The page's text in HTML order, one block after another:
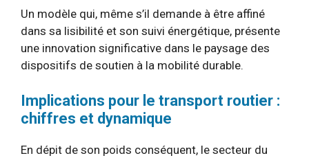
Un modèle qui, même s’il demande à être affiné
dans sa lisibilité et son suivi énergétique, présente
une innovation significative dans le paysage des
dispositifs de soutien à la mobilité durable.
Implications pour le transport routier :
chiffres et dynamique
En dépit de son poids conséquent, le secteur du